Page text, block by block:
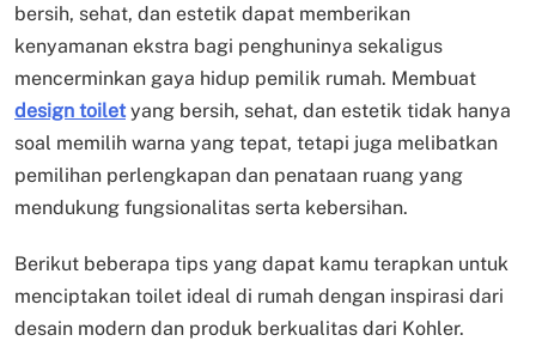
bersih, sehat, dan estetik dapat memberikan
kenyamanan ekstra bagi penghuninya sekaligus
mencerminkan gaya hidup pemilik rumah. Membuat
design toilet yang bersih, sehat, dan estetik tidak hanya
soal memilih warna yang tepat, tetapi juga melibatkan
pemilihan perlengkapan dan penataan ruang yang
mendukung fungsionalitas serta kebersihan.
Berikut beberapa tips yang dapat kamu terapkan untuk
menciptakan toilet ideal di rumah dengan inspirasi dari
desain modern dan produk berkualitas dari Kohler.